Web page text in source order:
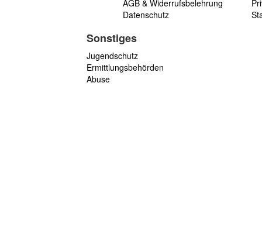
AGB & Widerrufsbelehrung
Datenschutz
Sonstiges
Jugendschutz
Ermittlungsbehörden
Abuse